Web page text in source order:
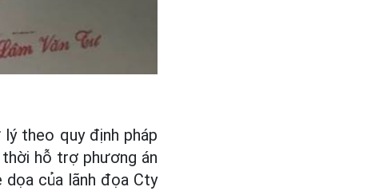
theo quy định pháp
hỗ trợ phương án
dọa của lãnh đọa Cty